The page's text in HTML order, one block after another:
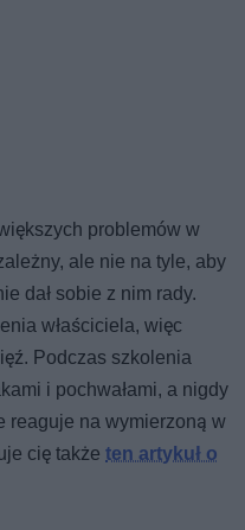
problemów w
ale nie na tyle, aby
dał sobie z nim rady.
właściciela, więc
Podczas szkolenia
i pochwałami, a nigdy
reaguje na wymierzoną w
cię takżeten artykuł o